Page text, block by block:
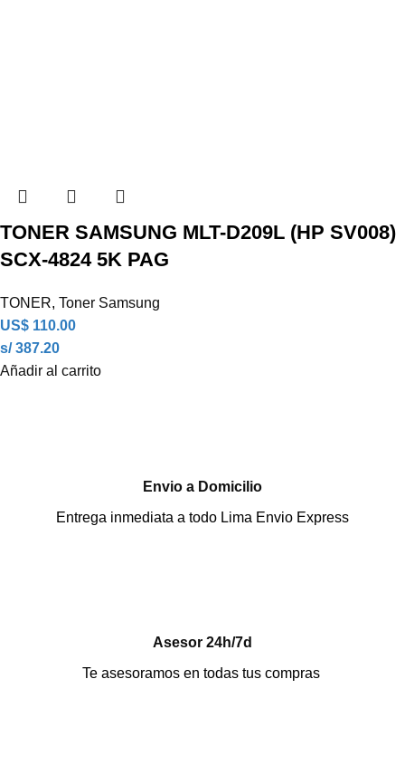
TONER SAMSUNG MLT-D209L (HP SV008)
SCX-4824 5K PAG
TONER, Toner Samsung
US$ 110.00
s/ 387.20
Añadir al carrito
Envio a Domicilio
Entrega inmediata a todo Lima Envio Express
Asesor 24h/7d
Te asesoramos en todas tus compras